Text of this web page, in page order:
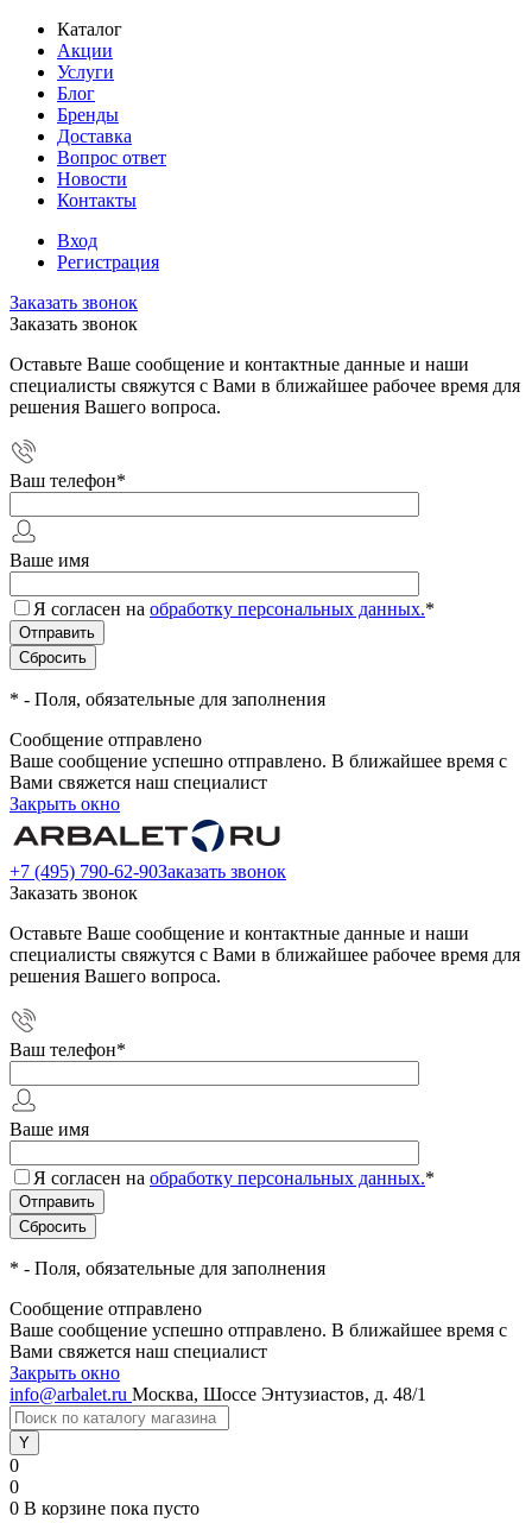
Каталог
Акции
Услуги
Блог
Бренды
Доставка
Вопрос ответ
Новости
Контакты
Вход
Регистрация
Заказать звонок
Заказать звонок
Оставьте Ваше сообщение и контактные данные и наши
специалисты свяжутся с Вами в ближайшее рабочее время для
решения Вашего вопроса.
Ваш телефон*
Ваше имя
Я согласен на обработку персональных данных.*
* - Поля, обязательные для заполнения
Сообщение отправлено
Ваше сообщение успешно отправлено. В ближайшее время с
Вами свяжется наш специалист
Закрыть окно
+7 (495) 790-62-90Заказать звонок
Заказать звонок
Оставьте Ваше сообщение и контактные данные и наши
специалисты свяжутся с Вами в ближайшее рабочее время для
решения Вашего вопроса.
Ваш телефон*
Ваше имя
Я согласен на обработку персональных данных.*
* - Поля, обязательные для заполнения
Сообщение отправлено
Ваше сообщение успешно отправлено. В ближайшее время с
Вами свяжется наш специалист
Закрыть окно
info@arbalet.ru Москва, Шоссе Энтузиастов, д. 48/1
0
0
0 В корзине пока пусто